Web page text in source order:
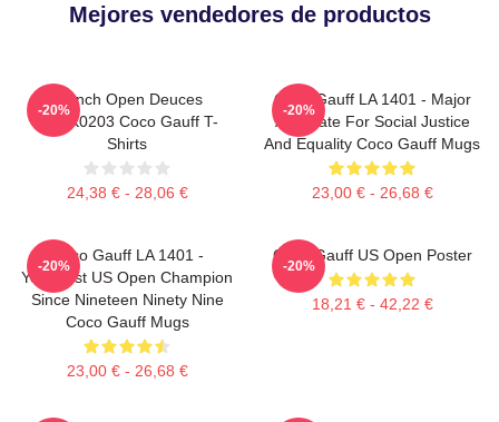
Mejores vendedores de productos
French Open Deuces
DTNK0203 Coco Gauff T-
Shirts
24,38 € - 28,06 €
-20%
Coco Gauff LA 1401 - Major
Advocate For Social Justice
And Equality Coco Gauff Mugs
23,00 € - 26,68 €
-20%
Coco Gauff LA 1401 -
Youngest US Open Champion
Since Nineteen Ninety Nine
Coco Gauff Mugs
23,00 € - 26,68 €
-20%
Coco Gauff US Open Poster
18,21 € - 42,22 €
-20%